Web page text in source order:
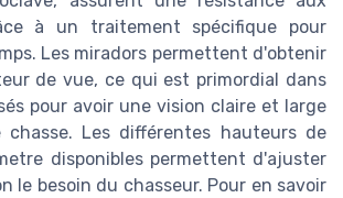
à un traitement spécifique pour
Les miradors permettent d'obtenir
de vue, ce qui est primordial dans
pour avoir une vision claire et large
Les différentes hauteurs de
disponibles permettent d'ajuster
le besoin du chasseur. Pour en savoir